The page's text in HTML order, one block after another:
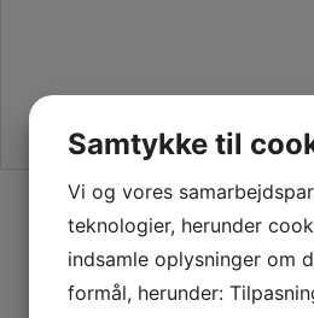
SIKKER HANDEL PÅ
Samtykke til
Vi og vores
teknologier, herunder
indsamle oplysninger om
formål, herunder: